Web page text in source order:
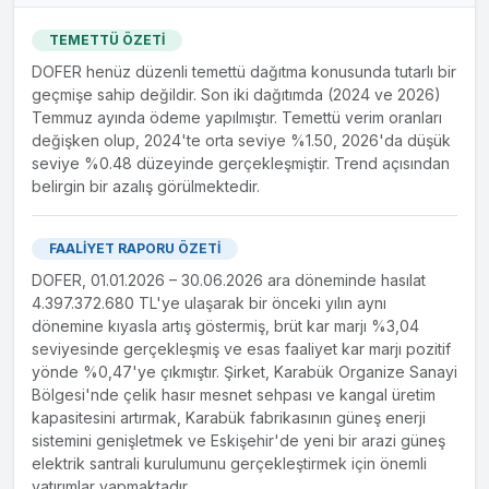
Şirketimiz ile Yurt içi merkezli 3 firma arasında 27/12/2023
tarihinde KDV hariç 27.900.154,54 (yirmiyedimilyon
dokuzyüzbin yüzellidört Türk Lirası ve ellidört kuruş) TL
tutarında sipariş sözleşmesi imzalanmış olup üretim
tesislerimiz tam kapasite çalışmaya devam etmektedir
Kamuoyu ve yatırımcılarımızın bilgisine sunarız.
22.12.2023
Yeni İş İlişkisi hk.
tarihinde KDV hariç 8.273.043,84 TL tutarında sipariş
sözleşmesi imzalanmış olup üretim tesislerimiz tam kapasite
çalışmaya devam etmektedir Kamuoyu ve yatırımcılarımızın
bilgisine sunarız.
22.12.2023
Yeni İş İlişkisi hk.
Şirketimiz ile Yurt içi merkezli bir firma arasında 22/12/2023
tarihinde KDV hariç 26.518.500 TL tutarında sipariş
sözleşmesi imzalanmış olup üretim tesislerimiz tam kapasite
TEMETTÜ ÖZETİ
DOFER henüz düzenli temettü dağıtma konusunda tutarlı bir
geçmişe sahip değildir. Son iki dağıtımda (2024 ve 2026)
Temmuz ayında ödeme yapılmıştır. Temettü verim oranları
değişken olup, 2024'te orta seviye %1.50, 2026'da düşük
seviye %0.48 düzeyinde gerçekleşmiştir. Trend açısından
belirgin bir azalış görülmektedir.
FAALİYET RAPORU ÖZETİ
DOFER, 01.01.2026 – 30.06.2026 ara döneminde hasılat
4.397.372.680 TL'ye ulaşarak bir önceki yılın aynı
dönemine kıyasla artış göstermiş, brüt kar marjı %3,04
seviyesinde gerçekleşmiş ve esas faaliyet kar marjı pozitif
yönde %0,47'ye çıkmıştır. Şirket, Karabük Organize Sanayi
Bölgesi'nde çelik hasır mesnet sehpası ve kangal üretim
kapasitesini artırmak, Karabük fabrikasının güneş enerji
sistemini genişletmek ve Eskişehir'de yeni bir arazi güneş
elektrik santrali kurulumunu gerçekleştirmek için önemli